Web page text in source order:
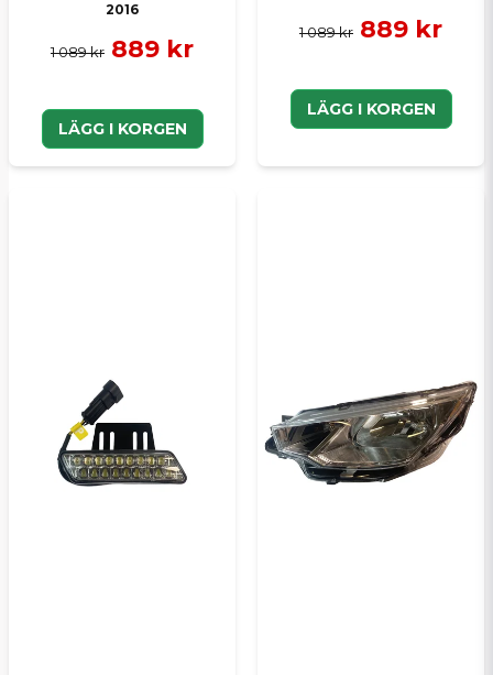
2016
1 089 kr 889 kr
LÄGG I KORGEN
1 089 kr 889 kr
LÄGG I KORGEN